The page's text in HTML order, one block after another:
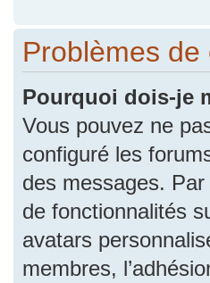
Problèmes de
Pourquoi dois-je
Vous pouvez ne
configuré les
des messages.
de fonctionnalités
avatars
membres,